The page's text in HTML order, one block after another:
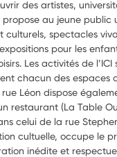
des artistes,
propose au jeune
culturels, spectacles
pour les
Les activités de
chacun des espaces
Léon dispose
restaurant (La Table
celui de la rue
cultuelle, occupe le
inédite et